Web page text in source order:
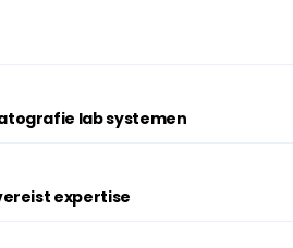
lab systemen
expertise